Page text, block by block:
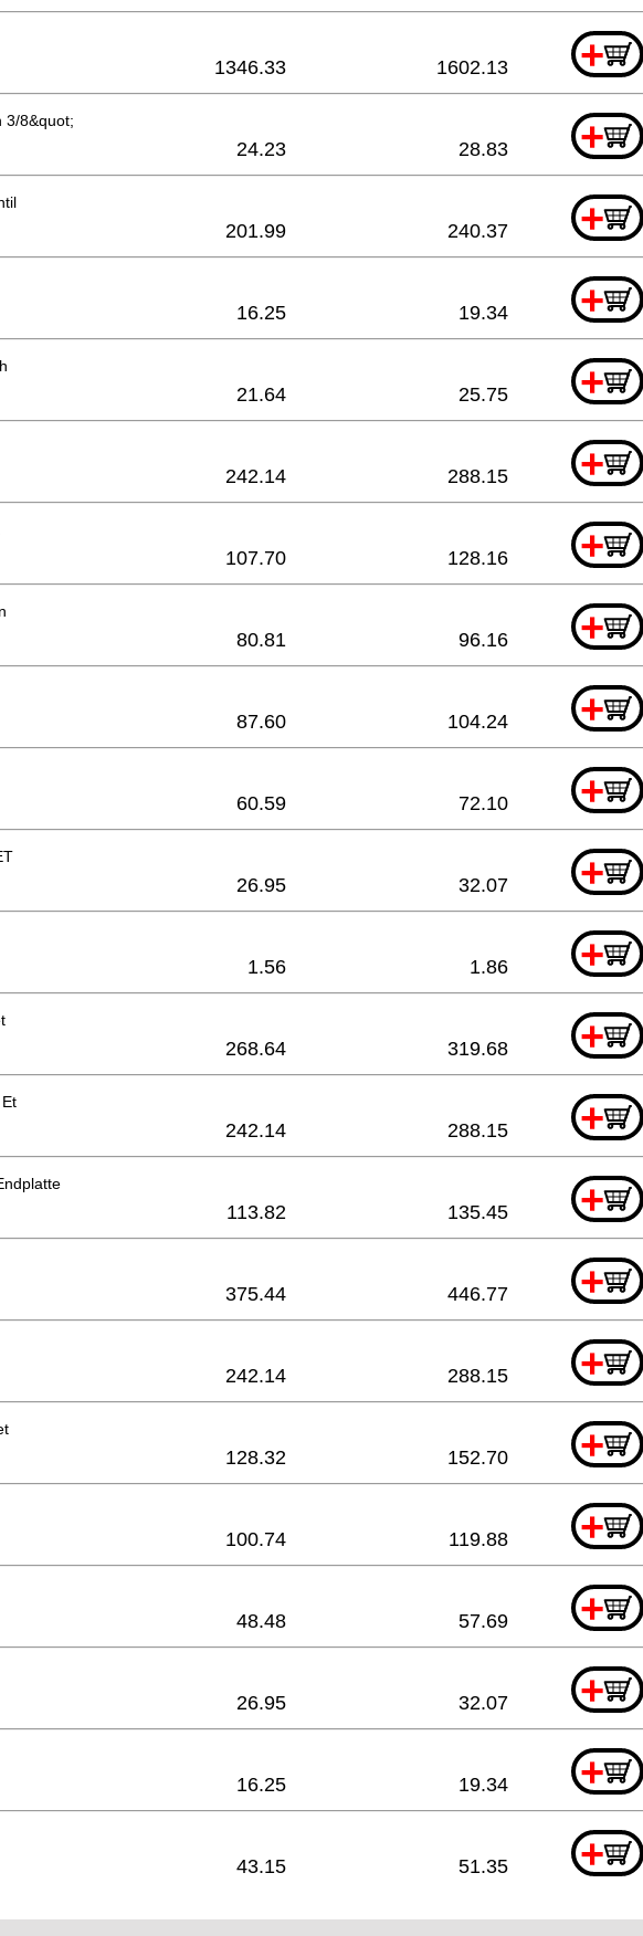
+
1346.33 1602.13
3/8&quot; +
24.23 28.83
+
201.99 240.37
+
16.25 19.34
+
21.64 25.75
+
242.14 288.15
+
107.70 128.16
+
80.81 96.16
+
87.60 104.24
+
60.59 72.10
+
26.95 32.07
+
1.56 1.86
+
268.64 319.68
+
242.14 288.15
+
113.82 135.45
+
375.44 446.77
+
242.14 288.15
+
128.32 152.70
+
100.74 119.88
+
48.48 57.69
+
26.95 32.07
+
16.25 19.34
+
43.15 51.35